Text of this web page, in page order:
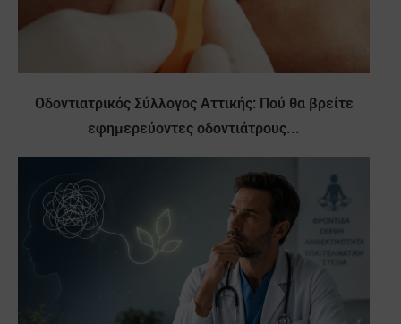
Οδοντιατρικός Σύλλογος Αττικής: Πού θα βρείτε
εφημερεύοντες οδοντιάτρους...